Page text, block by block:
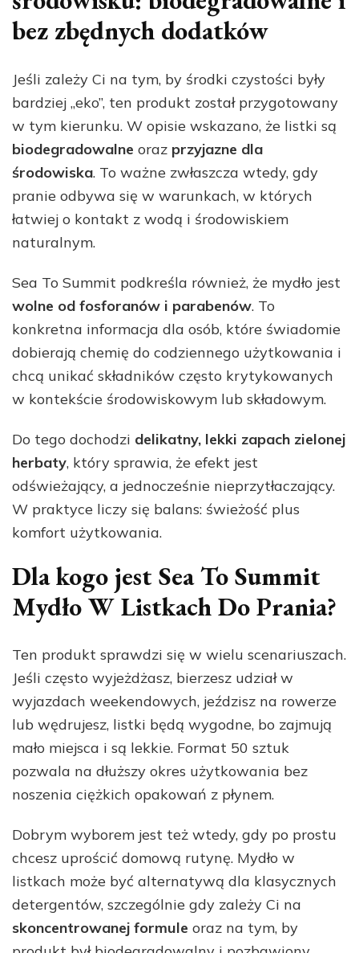
bez zbędnych dodatków
Jeśli zależy Ci na tym, by środki czystości były
bardziej „eko”, ten produkt został przygotowany
w tym kierunku. W opisie wskazano, że listki są
biodegradowalne oraz przyjazne dla
środowiska. To ważne zwłaszcza wtedy, gdy
pranie odbywa się w warunkach, w których
łatwiej o kontakt z wodą i środowiskiem
naturalnym.
Sea To Summit podkreśla również, że mydło jest
wolne od fosforanów i parabenów. To
konkretna informacja dla osób, które świadomie
dobierają chemię do codziennego użytkowania i
chcą unikać składników często krytykowanych
w kontekście środowiskowym lub składowym.
Do tego dochodzi delikatny, lekki zapach zielonej
herbaty, który sprawia, że efekt jest
odświeżający, a jednocześnie nieprzytłaczający.
W praktyce liczy się balans: świeżość plus
komfort użytkowania.
Dla kogo jest Sea To Summit
Mydło W Listkach Do Prania?
Ten produkt sprawdzi się w wielu scenariuszach.
Jeśli często wyjeżdżasz, bierzesz udział w
wyjazdach weekendowych, jeździsz na rowerze
lub wędrujesz, listki będą wygodne, bo zajmują
mało miejsca i są lekkie. Format 50 sztuk
pozwala na dłuższy okres użytkowania bez
noszenia ciężkich opakowań z płynem.
Dobrym wyborem jest też wtedy, gdy po prostu
chcesz uprościć domową rutynę. Mydło w
listkach może być alternatywą dla klasycznych
detergentów, szczególnie gdy zależy Ci na
skoncentrowanej formule oraz na tym, by